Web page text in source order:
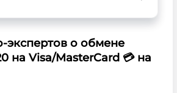
экспертов о обмене
на Visa/MasterCard 💳 на